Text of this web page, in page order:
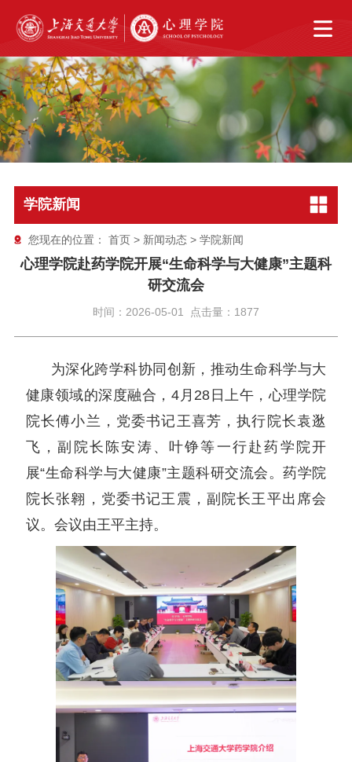
学院新闻
您现在的位置： 首页> 新闻动态> 学院新闻
心理学院赴药学院开展“生命科学与大健康”主题科
研交流会
时间：2026-05-01 点击量：1877
为深化跨学科协同创新，推动生命科学与大
健康领域的深度融合，4月28日上午，心理学院
院长傅小兰，党委书记王喜芳，执行院长袁逖
飞，副院长陈安涛、叶铮等一行赴药学院开
展“生命科学与大健康”主题科研交流会。药学院
院长张翱，党委书记王震，副院长王平出席会
议。会议由王平主持。